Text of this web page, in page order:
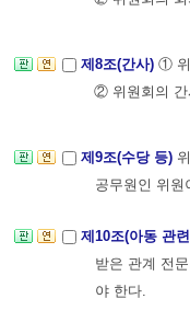
제8조(간사) ① 위
② 위원회의 간
제9조(수당 등)
공무원인 위
제10조(아동 관
받은 관계 전
야 한다.